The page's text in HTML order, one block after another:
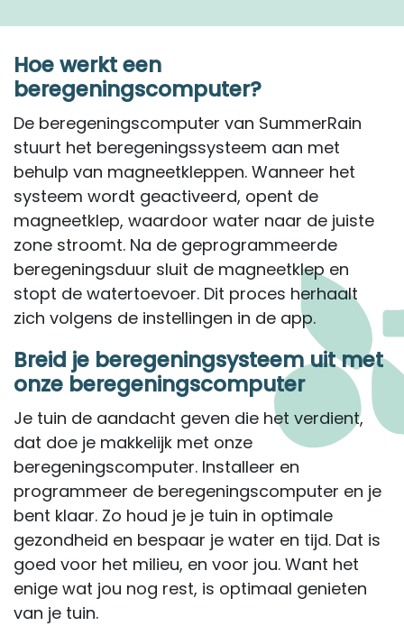
Hoe werkt een
beregeningscomputer?
De beregeningscomputer van SummerRain
stuurt het beregeningssysteem aan met
behulp van magneetkleppen. Wanneer het
systeem wordt geactiveerd, opent de
magneetklep, waardoor water naar de juiste
zone stroomt. Na de geprogrammeerde
beregeningsduur sluit de magneetklep en
stopt de watertoevoer. Dit proces herhaalt
zich volgens de instellingen in de app.
Breid je beregeningsysteem uit met
onze beregeningscomputer
Je tuin de aandacht geven die het verdient,
dat doe je makkelijk met onze
beregeningscomputer. Installeer en
programmeer de beregeningscomputer en je
bent klaar. Zo houd je je tuin in optimale
gezondheid en bespaar je water en tijd. Dat is
goed voor het milieu, en voor jou. Want het
enige wat jou nog rest, is optimaal genieten
van je tuin.